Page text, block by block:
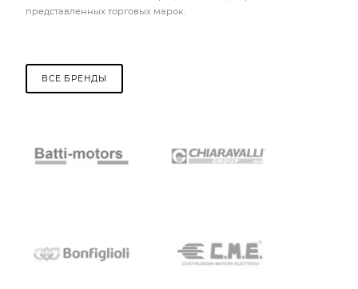
представленных торговых марок.
ВСЕ БРЕНДЫ